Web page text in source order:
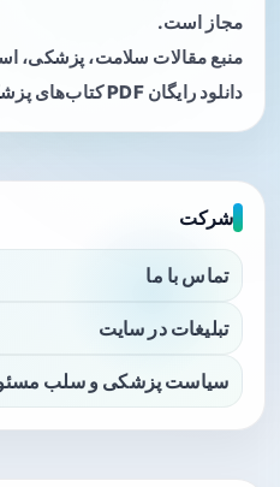
مجاز است.
منبع مقالات سلامت، پزشکی،
دانلود رایگان PDF کتاب‌های پزشکی.
شرکت
تماس با ما
تبلیغات در سایت
سیاست پزشکی و سلب